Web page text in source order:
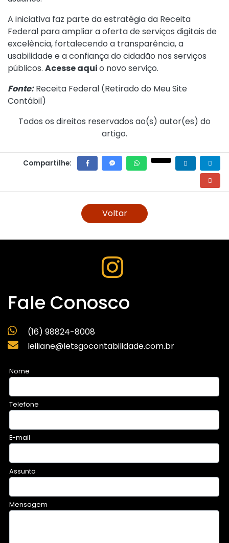
A iniciativa faz parte da estratégia da Receita
Federal para ampliar a oferta de serviços digitais de
excelência, fortalecendo a transparência, a
usabilidade e a confiança do cidadão nos serviços
públicos. Acesse aquio novo serviço.
Fonte:Receita Federal (Retirado do Meu Site
Contábil)
Todos os direitos reservados ao(s) autor(es) do
artigo.
Compartilhe:
Voltar
Fale Conosco
(16) 98824-8008
leiliane@letsgocontabilidade.com.br
Nome
Telefone
E-mail
Assunto
Mensagem